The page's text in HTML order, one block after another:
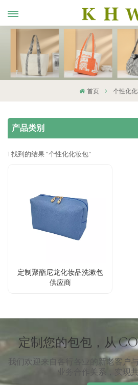
首页 个性化
产品类别
1 找到的结果 "个性化化妆包"
定制聚酯尼龙化妆品洗漱包
供应商
定制您的包包，从
我们欢迎来自各行各业的新老客户
业务合作关系，实现